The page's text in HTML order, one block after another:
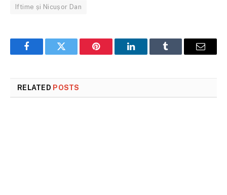
Iftime și Nicușor Dan
FacebookTwitter Pinterest LinkedInTumblr Email
RELATED POSTS